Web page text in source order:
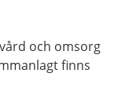
och omsorg
finns